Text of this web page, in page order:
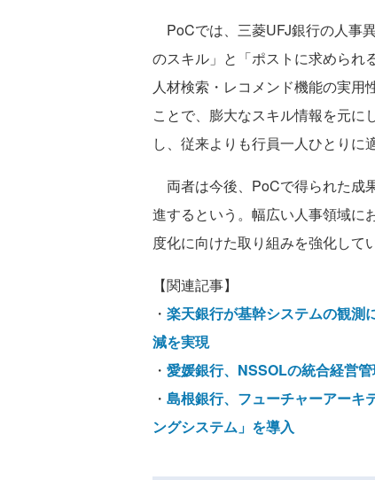
PoCでは、三菱UFJ銀行の人事
のスキル」と「ポストに求められ
人材検索・レコメンド機能の実用
ことで、膨大なスキル情報を元に
し、従来よりも行員一人ひとりに
両者は今後、PoCで得られた成
進するという。幅広い人事領域に
度化に向けた取り組みを強化して
【関連記事】
・ 楽天銀行が基幹システムの観測
減を実現
・ 愛媛銀行、NSSOLの統合経営
・ 島根銀行、フューチャーアーキ
ングシステム」を導入